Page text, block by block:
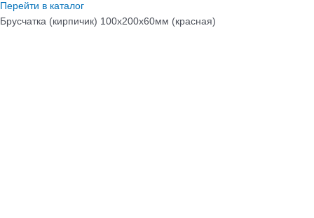
Перейти в каталог
Брусчатка (кирпичик) 100х200х60мм (красная)